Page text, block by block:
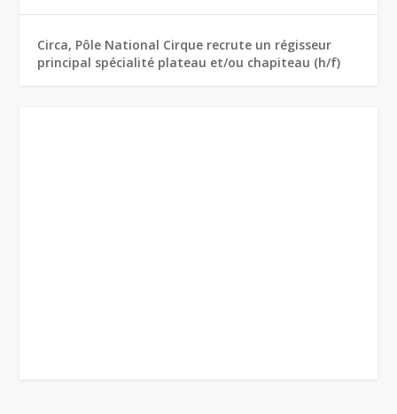
Circa, Pôle National Cirque recrute un régisseur
principal spécialité plateau et/ou chapiteau (h/f)